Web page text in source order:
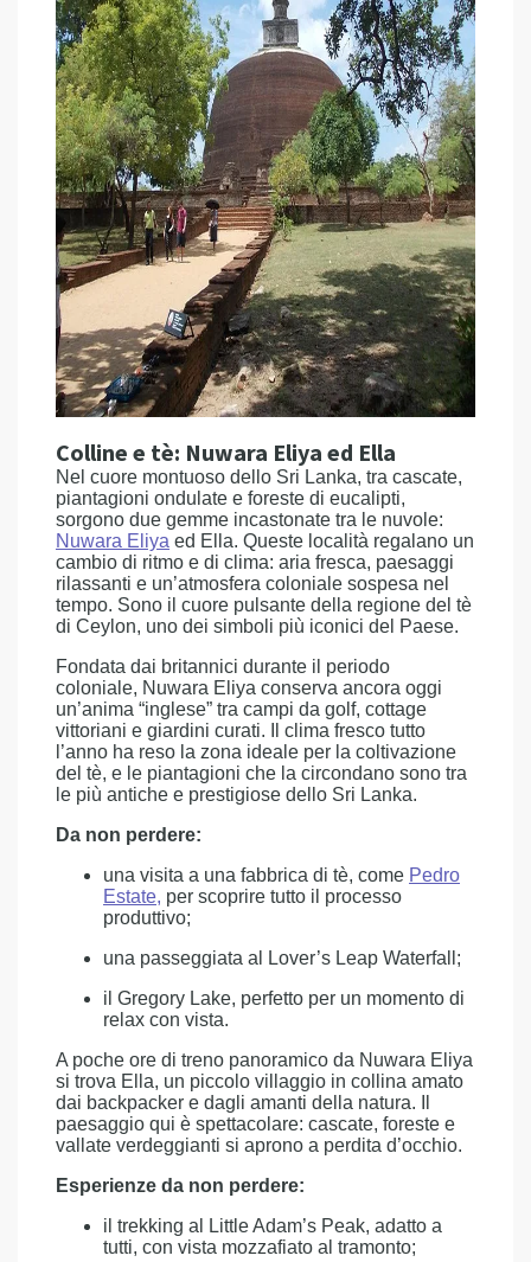
Colline e tè: Nuwara Eliya ed Ella
Nel cuore montuoso dello Sri Lanka, tra cascate,
piantagioni ondulate e foreste di eucalipti,
sorgono due gemme incastonate tra le nuvole:
Nuwara Eliya ed Ella. Queste località regalano un
cambio di ritmo e di clima: aria fresca, paesaggi
rilassanti e un’atmosfera coloniale sospesa nel
tempo. Sono il cuore pulsante della regione del tè
di Ceylon, uno dei simboli più iconici del Paese.
Fondata dai britannici durante il periodo
coloniale, Nuwara Eliya conserva ancora oggi
un’anima “inglese” tra campi da golf, cottage
vittoriani e giardini curati. Il clima fresco tutto
l’anno ha reso la zona ideale per la coltivazione
del tè, e le piantagioni che la circondano sono tra
le più antiche e prestigiose dello Sri Lanka.
Da non perdere:
una visita a una fabbrica di tè, come Pedro
Estate, per scoprire tutto il processo
produttivo;
una passeggiata al Lover’s Leap Waterfall;
il Gregory Lake, perfetto per un momento di
relax con vista.
A poche ore di treno panoramico da Nuwara Eliya
si trova Ella, un piccolo villaggio in collina amato
dai backpacker e dagli amanti della natura. Il
paesaggio qui è spettacolare: cascate, foreste e
vallate verdeggianti si aprono a perdita d’occhio.
Esperienze da non perdere:
il trekking al Little Adam’s Peak, adatto a
tutti, con vista mozzafiato al tramonto;